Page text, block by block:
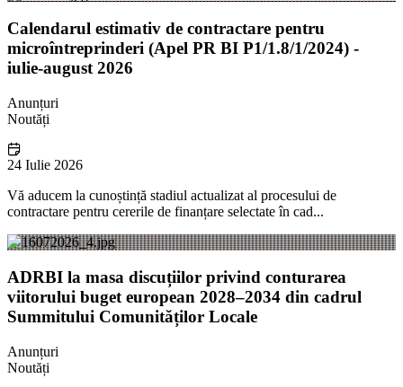
Calendarul estimativ de contractare pentru
microîntreprinderi (Apel PR BI P1/1.8/1/2024) -
iulie-august 2026
Anunțuri
Noutăți
24 Iulie 2026
Vă aducem la cunoștință stadiul actualizat al procesului de
contractare pentru cererile de finanțare selectate în cad...
ADRBI la masa discuțiilor privind conturarea
viitorului buget european 2028–2034 din cadrul
Summitului Comunităților Locale
Anunțuri
Noutăți